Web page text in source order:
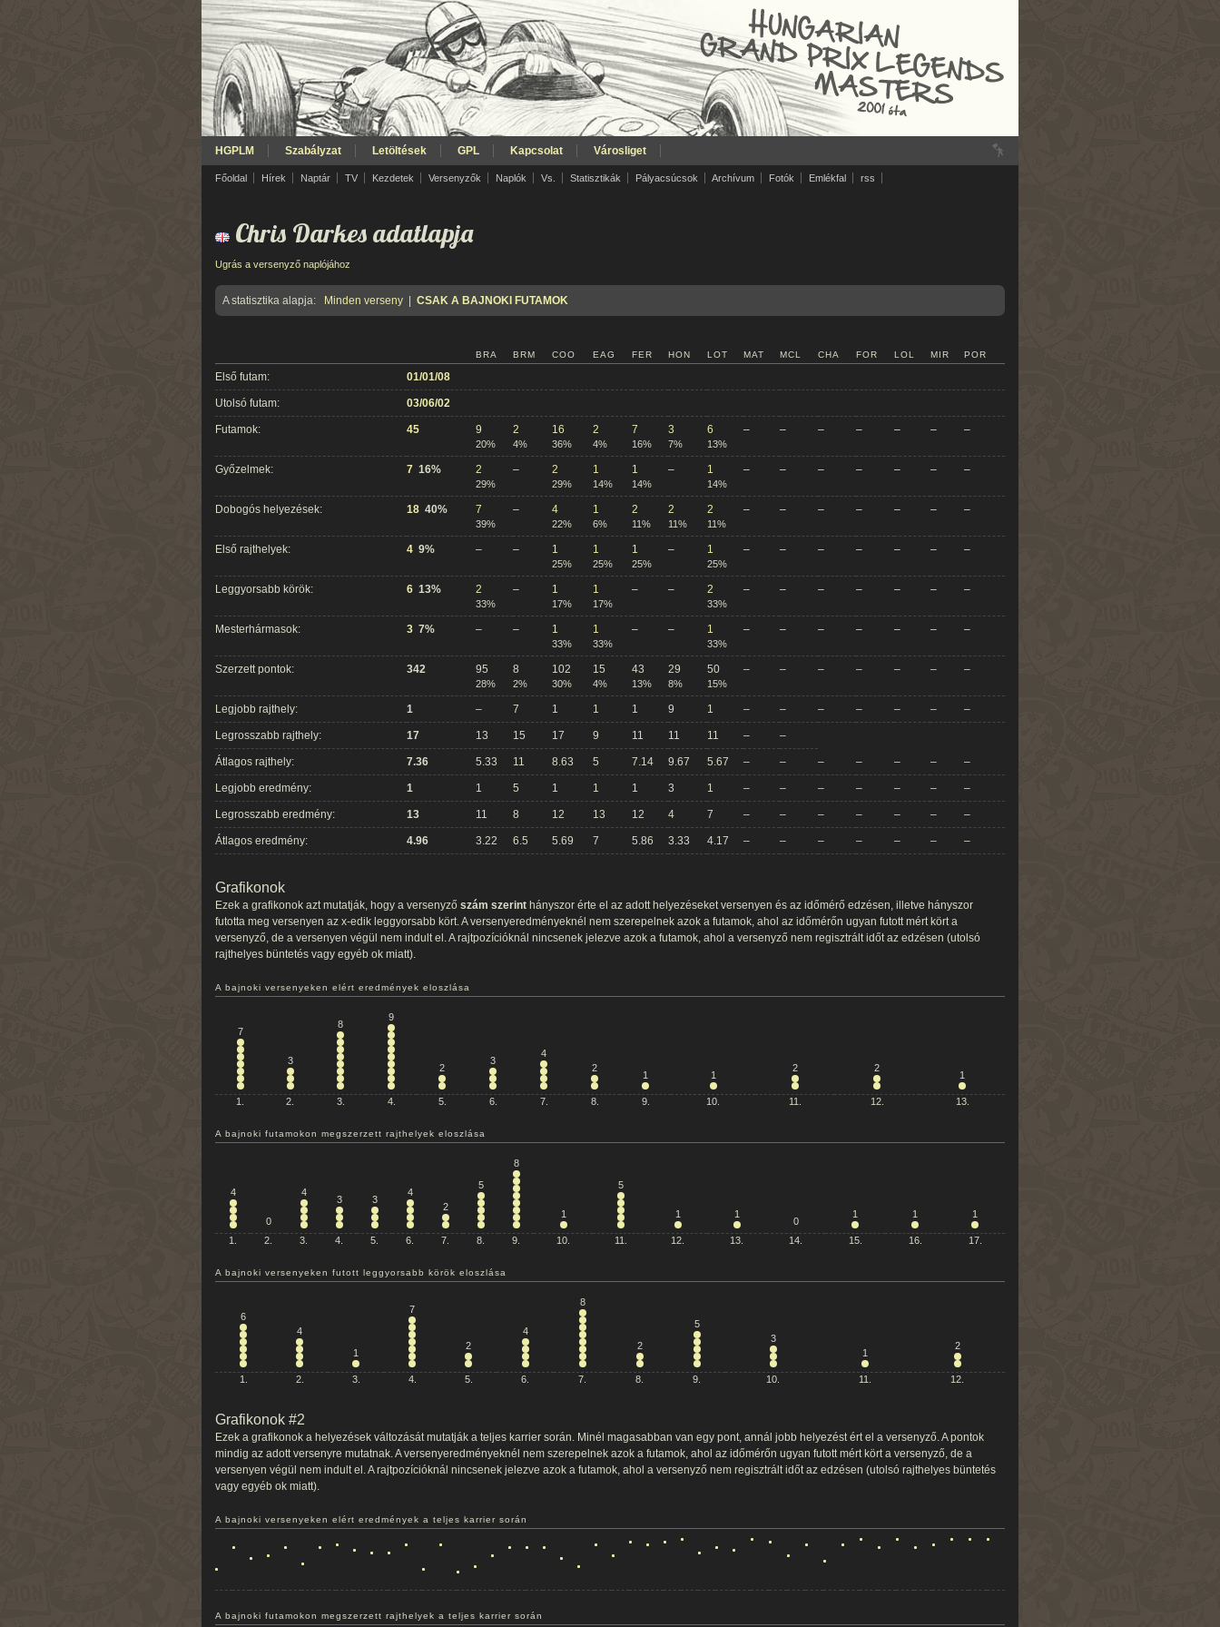
HGPLM Szabályzat Letöltések GPL Kapcsolat Városliget
Főoldal Hírek Naptár TV Kezdetek Versenyzők Naplók Vs. Statisztikák Pályacsúcsok Archívum Fotók Emlékfal rss
Chris Darkes adatlapja
Ugrás a versenyző naplójához
A statisztika alapja: Minden verseny CSAK A BAJNOKI FUTAMOK
BRA BRM COO EAG FER HON LOT MAT MCL CHA FOR LOL MIR POR
Első futam: 01/01/08
Utolsó futam: 03/06/02
Futamok: 45 9
20%
2
4%
16
36%
2
4%
7
16%
3
7%
6
13%
– – – – – – –
Győzelmek: 7 16% 2
29%
– 2
29%
1
14%
1
14%
– 1
14%
– – – – – – –
Dobogós helyezések: 18 40% 7
39%
– 4
22%
1
6%
2
11%
2
11%
2
11%
– – – – – – –
Első rajthelyek: 4 9% – – 1
25%
1
25%
1
25%
– 1
25%
– – – – – – –
Leggyorsabb körök: 6 13% 2
33%
– 1
17%
1
17%
– – 2
33%
– – – – – – –
Mesterhármasok: 3 7% – – 1
33%
1
33%
– – 1
33%
– – – – – – –
Szerzett pontok: 342 95
28%
8
2%
102
30%
15
4%
43
13%
29
8%
50
15%
– – – – – – –
Legjobb rajthely: 1 – 7 1 1 1 9 1 – – – – – – –
Legrosszabb rajthely: 17 13 15 17 9 11 11 11 – –
Átlagos rajthely: 7.36 5.33 11 8.63 5 7.14 9.67 5.67 – – – – – – –
Legjobb eredmény: 1 1 5 1 1 1 3 1 – – – – – – –
Legrosszabb eredmény: 13 11 8 12 13 12 4 7 – – – – – – –
Átlagos eredmény: 4.96 3.22 6.5 5.69 7 5.86 3.33 4.17 – – – – – – –
Grafikonok
Ezek a grafikonok azt mutatják, hogy a versenyző szám szerint hányszor érte el az adott helyezéseket versenyen és az időmérő edzésen, illetve hányszor
futotta meg versenyen az x-edik leggyorsabb kört. A versenyeredményeknél nem szerepelnek azok a futamok, ahol az időmérőn ugyan futott mért kört a
versenyző, de a versenyen végül nem indult el. A rajtpozícióknál nincsenek jelezve azok a futamok, ahol a versenyző nem regisztrált időt az edzésen (utolsó
rajthelyes büntetés vagy egyéb ok miatt).
A bajnoki versenyeken elért eredmények eloszlása
7
3
8
9
2
3
4
2
1 1
2 2
1
1. 2. 3. 4. 5. 6. 7. 8. 9. 10. 11. 12. 13.
A bajnoki futamokon megszerzett rajthelyek eloszlása
4
0
4
3 3
4
2
5
8
1
5
1 1
0
1 1 1
1. 2. 3. 4. 5. 6. 7. 8. 9. 10. 11. 12. 13. 14. 15. 16. 17.
A bajnoki versenyeken futott leggyorsabb körök eloszlása
6
4
1
7
2
4
8
2
5
3
1
2
1. 2. 3. 4. 5. 6. 7. 8. 9. 10. 11. 12.
Grafikonok #2
Ezek a grafikonok a helyezések változását mutatják a teljes karrier során. Minél magasabban van egy pont, annál jobb helyezést ért el a versenyző. A pontok
mindig az adott versenyre mutatnak. A versenyeredményeknél nem szerepelnek azok a futamok, ahol az időmérőn ugyan futott mért kört a versenyző, de a
versenyen végül nem indult el. A rajtpozícióknál nincsenek jelezve azok a futamok, ahol a versenyző nem regisztrált időt az edzésen (utolsó rajthelyes büntetés
vagy egyéb ok miatt).
A bajnoki versenyeken elért eredmények a teljes karrier során
A bajnoki futamokon megszerzett rajthelyek a teljes karrier során